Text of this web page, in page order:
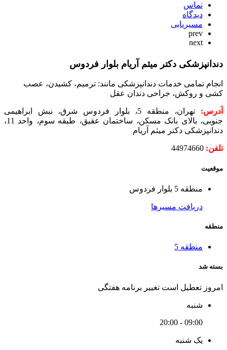
تماس
دیدگاه
مسیریابی
prev
next
دندانپزشکی دکتر میثم آریام بلوار فردوس
انجام تمامی خدمات دندانپزشکی مانند: ترمیم، کشیدن، عصب
کشی و روکش، جراحی دندان عقل
آدرس: تهران، منطقه 5 ، بلوار فردوس شرق، نبش ابراهیمی
جنوبی، بالای بانک مسکن، ساختمان عقیق، طبقه سوم،
واحد 11،
دندانپزشکی دکتر میثم آریام
تلفن:
موقعیت
منطقه 5 بلوار فردوس
دریافت مسیرها
منطقه
منطقه 5
بسته شد
امروز تعطیل است تغییر برنامه هفتگی
شنبه
09:00 - 20:00
یک شنبه